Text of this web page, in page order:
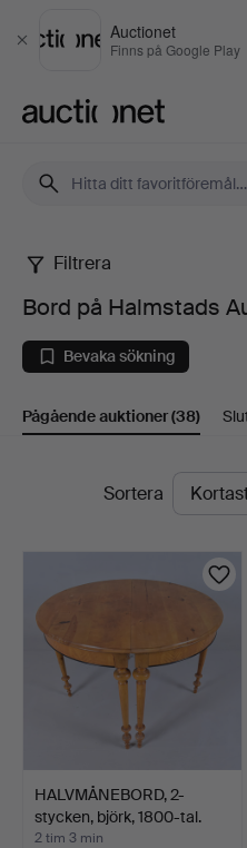
Stäng
Auctionet
Finns på Google Play
Bord
på
Halmstads
Filtrera
Bord på Halmstads
Bevaka sökning
Pågående auktioner(38)
PågåendeSortera
HALVMÅNEBORD, 2-
stycken, björk, 1800-tal.
2 tim 3 min